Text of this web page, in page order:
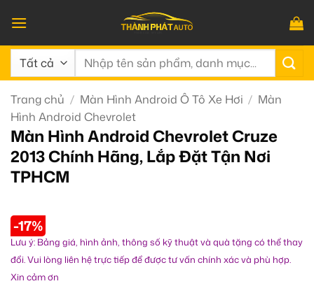
qua
nội
dung
Tìm
Trang chủ / Màn Hình Android Ô Tô Xe Hơi / Màn
Hình Android Chevrolet
Màn Hình Android Chevrolet Cruze
2013 Chính Hãng, Lắp Đặt Tận Nơi
TPHCM
-17%
Lưu ý: Bảng giá, hình ảnh, thông số kỹ thuật và quà tặng có thể thay
đổi. Vui lòng liên hệ trực tiếp để được tư vấn chính xác và phù hợp.
Xin cảm ơn